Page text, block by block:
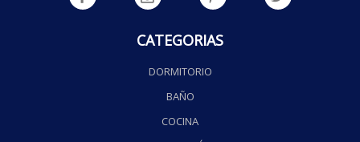
CATEGORIAS
DORMITORIO
BAÑO
COCINA